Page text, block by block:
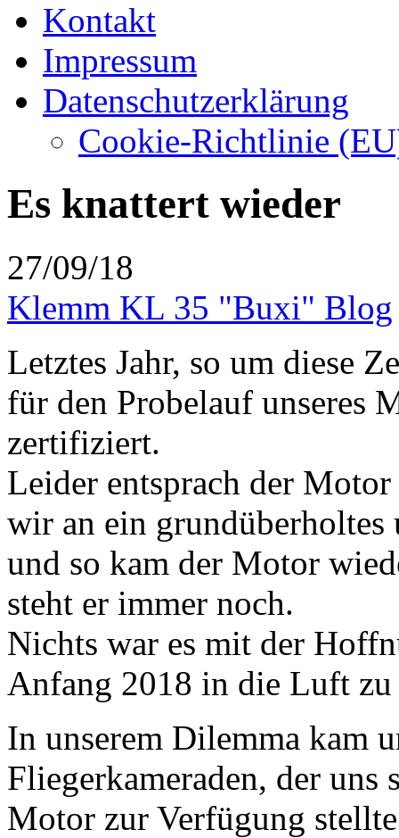
Kontakt
Impressum
Datenschutzerklärung
Cookie-Richtlinie
Es knattert wieder
27/09/18
Klemm KL 35 "Buxi" Blog
Letztes Jahr, so um diese
für den Probelauf unseres
zertifiziert.
Leider entsprach der
wir an ein grundüberholtes
und so kam der Motor
steht er immer noch.
Nichts war es mit der
Anfang 2018 in die Luft
In unserem Dilemma kam
Fliegerkameraden, der
Motor zur Verfügung